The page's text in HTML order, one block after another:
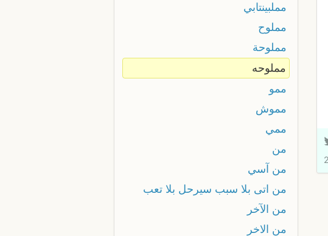
مملبينتابي
مملوح
مملوحة
مملوحه
ممو
مموش
ممي
من
من آسي
من اتى بلا سبب سيرحل بلا تعب
من الآخر
من الاخر